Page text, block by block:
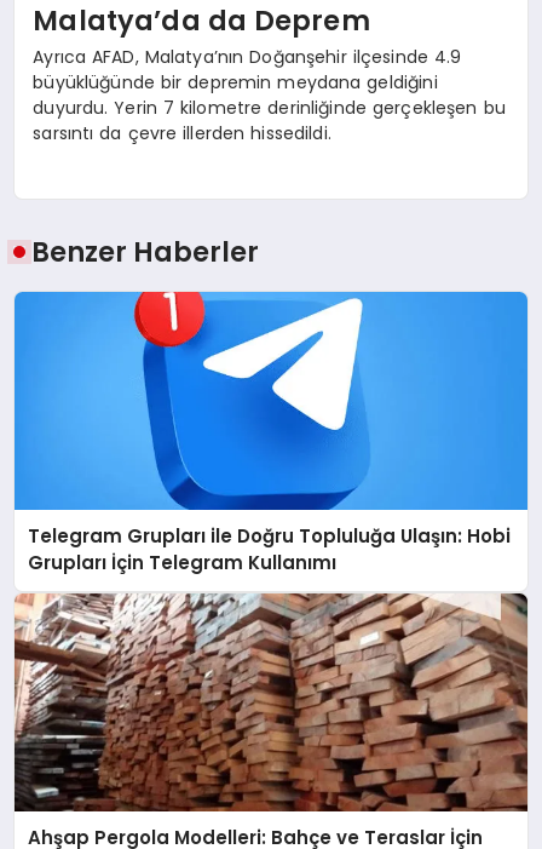
Malatya’da da Deprem
Ayrıca AFAD, Malatya’nın Doğanşehir ilçesinde 4.9
büyüklüğünde bir depremin meydana geldiğini
duyurdu. Yerin 7 kilometre derinliğinde gerçekleşen bu
sarsıntı da çevre illerden hissedildi.
Benzer Haberler
Telegram Grupları ile Doğru Topluluğa Ulaşın: Hobi
Grupları İçin Telegram Kullanımı
Ahşap Pergola Modelleri: Bahçe ve Teraslar İçin